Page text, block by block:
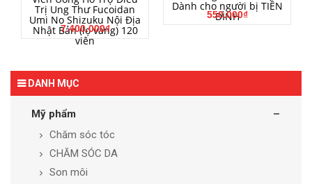
Trị Ung Thư Fucoidan
Umi No Shizuku Nội Địa
Nhật Bản (lọ vàng) 120
viên
7.400.000₫
Dành cho người bị TIỀN
ĐÌNH
550.000₫
DANH MỤC
Mỹ phẩm
Chăm sóc tóc
CHĂM SÓC DA
Son môi